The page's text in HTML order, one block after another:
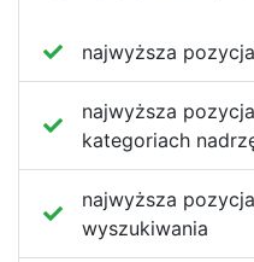
najwyższa
najwyższa
kategoriach
najwyższa
wyszukiwania